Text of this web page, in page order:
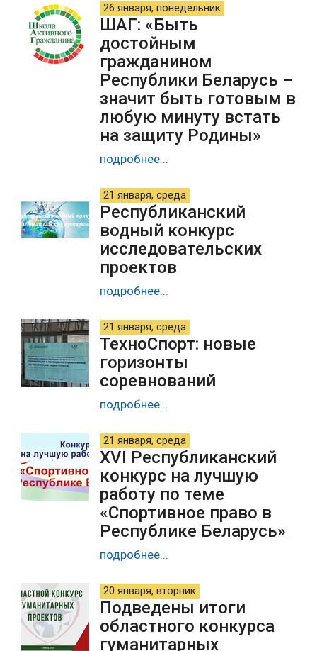
26 января, понедельник
ШАГ: «Быть
достойным
гражданином
Республики Беларусь –
значит быть готовым в
любую минуту встать
на защиту Родины»
подробнее...
21 января, среда
Республиканский
водный конкурс
исследовательских
проектов
подробнее...
21 января, среда
ТехноСпорт: новые
горизонты
соревнований
подробнее...
21 января, среда
XVI Республиканский
конкурс на лучшую
работу по теме
«Спортивное право в
Республике Беларусь»
подробнее...
20 января, вторник
Подведены итоги
областного конкурса
гуманитарных